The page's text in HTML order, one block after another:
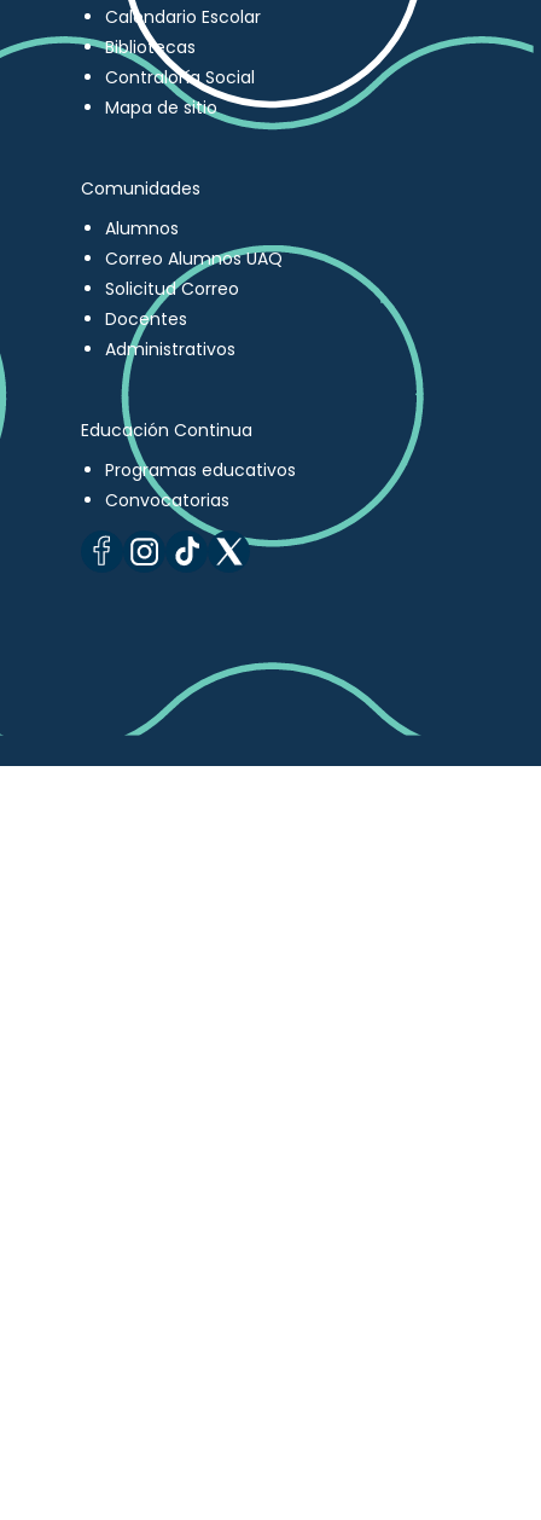
Calendario Escolar
Bibliotecas
Contraloría Social
Mapa de sitio
Comunidades
Alumnos
Correo Alumnos UAQ
Solicitud Correo
Docentes
Administrativos
Educación Continua
Programas educativos
Convocatorias